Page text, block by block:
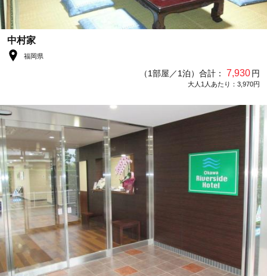
中村家
福岡県
（1部屋／1泊）合計： 7,930円
大人1人あたり：3,970円